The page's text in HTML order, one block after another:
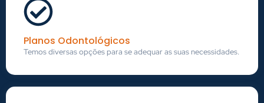
Planos Odontológicos
Temos diversas opções para se adequar as suas necessidades.